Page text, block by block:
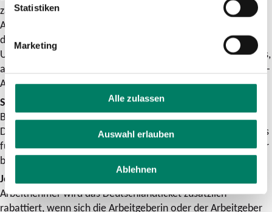
Statistiken
Marketing
Alle zulassen
Auswahl erlauben
Ablehnen
zahlen müssen. Katrin Bünten, Leiterin Tarif und Vertrieb des
Aachener Verkehrsverbundes (AVV), ergänzt: "Wir haben in
den letzten Monaten mit allen Partnern im AVV an der
Umsetzung des Deutschlandtickets gearbeitet und freuen uns,
auch den zahlreichen Studierenden ein Upgrade in der naveo-
App zum Start im Mai anbieten zu können."
Sozialticket:
Nordrhein-Westfalen prüft, wie andere
Bundesländer auch, die Einführung eines Sozialtarifs zum
Deutschlandticket in den nächsten Monaten. "Mobilität muss
für alle einfacher und besser werden und vor allem bezahlbar
bleiben", sagte Minister Krischer.
Jobtickets:
Arbeitnehmer wird das Deutschlandticket zusätzlich
rabattiert, wenn sich die Arbeitgeberin oder der Arbeitgeber